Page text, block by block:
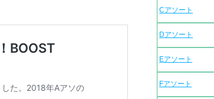
Cアソート
Dアソート
Eアソート
Fアソート